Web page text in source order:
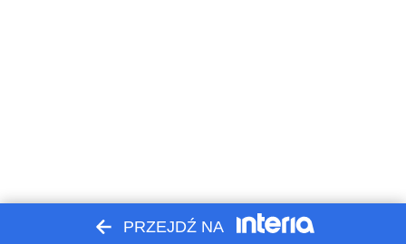
PRZEJDŹ NA